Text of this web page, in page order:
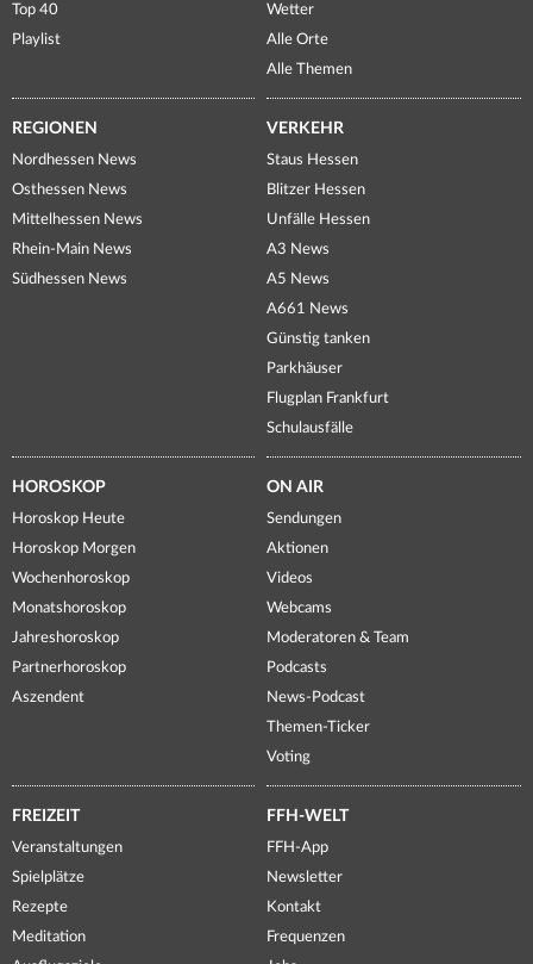
Top 40
Playlist
Wetter
Alle Orte
Alle Themen
REGIONEN
Nordhessen News
Osthessen News
Mittelhessen News
Rhein-Main News
Südhessen News
VERKEHR
Staus Hessen
Blitzer Hessen
Unfälle Hessen
A3 News
A5 News
A661 News
Günstig tanken
Parkhäuser
Flugplan Frankfurt
Schulausfälle
HOROSKOP
Horoskop Heute
Horoskop Morgen
Wochenhoroskop
Monatshoroskop
Jahreshoroskop
Partnerhoroskop
Aszendent
ON AIR
Sendungen
Aktionen
Videos
Webcams
Moderatoren & Team
Podcasts
News-Podcast
Themen-Ticker
Voting
FREIZEIT
Veranstaltungen
Spielplätze
Rezepte
Meditation
FFH-WELT
FFH-App
Newsletter
Kontakt
Frequenzen